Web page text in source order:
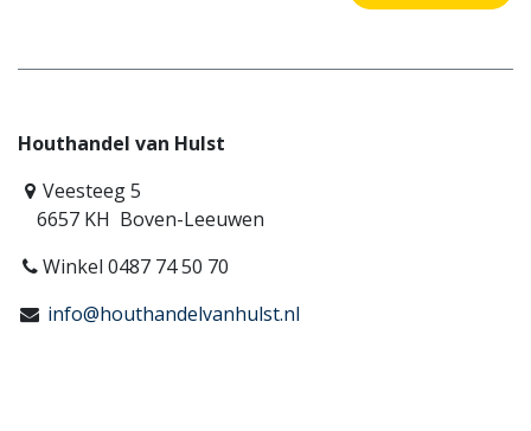
Houthandel van Hulst
Veesteeg 5
6657 KH Boven-Leeuwen
Winkel 0487 74 50 70
info@houthandelvanhulst.nl